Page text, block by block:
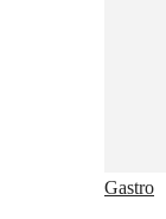
Gastro